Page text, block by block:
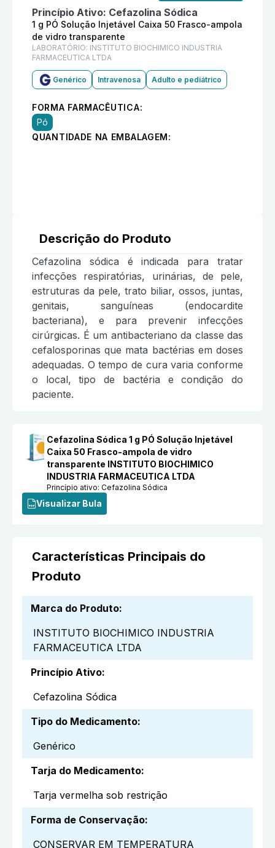
Princípio Ativo: Cefazolina Sódica
1 g PÓ Solução Injetável Caixa 50 Frasco-ampola
de vidro transparente
LABORATÓRIO: INSTITUTO BIOCHIMICO INDUSTRIA
FARMACEUTICA LTDA
Genérico Intravenosa Adulto e pediátrico
FORMA FARMACÊUTICA:
Pó
QUANTIDADE NA EMBALAGEM:
Descrição do Produto
Cefazolina sódica é indicada para tratar
infecções respiratórias, urinárias, de pele,
estruturas da pele, trato biliar, ossos, juntas,
genitais, sanguíneas (endocardite
bacteriana), e para prevenir infecções
cirúrgicas. É um antibacteriano da classe das
cefalosporinas que mata bactérias em doses
adequadas. O tempo de cura varia conforme
o local, tipo de bactéria e condição do
paciente.
Cefazolina Sódica 1 g PÓ Solução Injetável
Caixa 50 Frasco-ampola de vidro
transparente INSTITUTO BIOCHIMICO
INDUSTRIA FARMACEUTICA LTDA
Princípio ativo:Cefazolina Sódica
Visualizar Bula
Características Principais do
Produto
Marca do Produto:
INSTITUTO BIOCHIMICO INDUSTRIA
FARMACEUTICA LTDA
Princípio Ativo:
Cefazolina Sódica
Tipo do Medicamento:
Genérico
Tarja do Medicamento:
Tarja vermelha sob restrição
Forma de Conservação:
CONSERVAR EM TEMPERATURA